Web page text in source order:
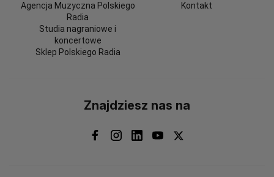
Agencja Muzyczna Polskiego
Radia
Studia nagraniowe i
koncertowe
Sklep Polskiego Radia
Kontakt
Znajdziesz nas na